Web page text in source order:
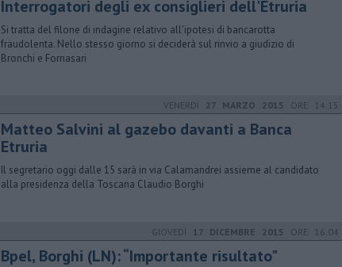
Interrogatori degli ex consiglieri dell'Etruria
Si tratta del filone di indagine relativo all'ipotesi di bancarotta
fraudolenta. Nello stesso giorno si deciderà sul rinvio a giudizio di
Bronchi e Fornasari
VENERDÌ 27 MARZO 2015 ORE 14:15
Matteo Salvini al gazebo davanti a Banca
Etruria
Il segretario oggi dalle 15 sarà in via Calamandrei assieme al candidato
alla presidenza della Toscana Claudio Borghi
GIOVEDÌ 17 DICEMBRE 2015 ORE 16:04
Bpel, Borghi (LN): “Importante risultato"